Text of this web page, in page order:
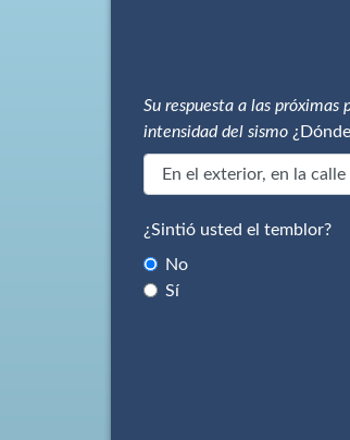
Su respuesta a las
intensidad del sismo
¿Sintió usted el temblor?
No
Sí